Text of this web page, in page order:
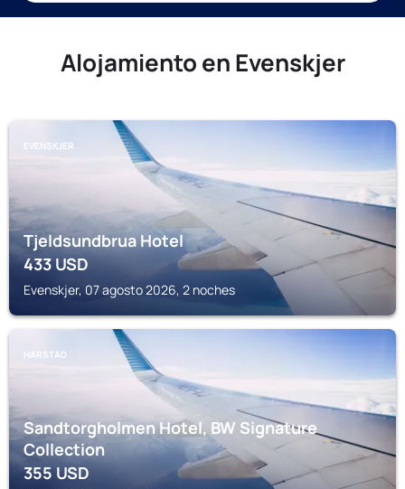
Alojamiento en Evenskjer
EVENSKJER
Tjeldsundbrua Hotel
433USD
Evenskjer, 07 agosto 2026, 2 noches
HARSTAD
Sandtorgholmen Hotel, BW Signature
Collection
355USD